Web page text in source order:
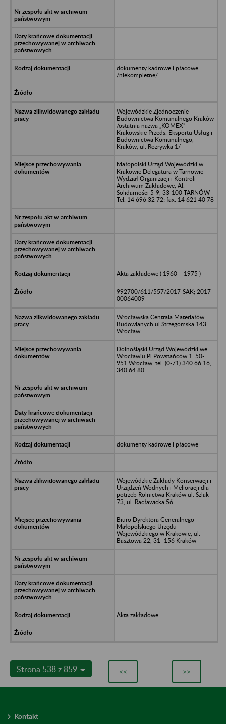
dokumenty kadrowe i płacowe
/niekompletne/
Wojewódzkie Zjednoczenie
Budownictwa Komunalnego Kraków
/ostatnia nazwa „KOMEX”
Krakowskie Przeds. Eksportu Usług i
Budownictwa Komunalnego,
Kraków, ul. Rozrywka 1/
Małopolski Urząd Wojewódzki w
Krakowie Delegatura w Tarnowie
Wydział Organizacji i Kontroli
Archiwum Zakładowe, Al.
Solidarności 5-9, 33-100 TARNÓW
Tel. 14 696 32 72; fax. 14 621 40 78
Akta zakładowe ( 1960 – 1975 )
992700/611/557/2017-SAK; 2017-
00064009
Wrocławska Centrala Materiałów
Budowlanych ul.Strzegomska 143
Wrocław
Dolnośląski Urząd Wojewódzki we
Wrocławiu Pl.Powstańców 1, 50-
951 Wrocław, tel. (0-71) 340 66 16;
340 64 80
dokumenty kadrowe i płacowe
Wojewódzkie Zakłady Konserwacji i
Urządzeń Wodnych i Melioracji dla
potrzeb Rolnictwa Kraków ul. Szlak
73, ul. Racławicka 56
Biuro Dyrektora Generalnego
Małopolskiego Urzędu
Wojewódzkiego w Krakowie, ul.
Basztowa 22, 31–156 Kraków
Akta zakładowe
Strona 538 z 859 << >>
Kontakt